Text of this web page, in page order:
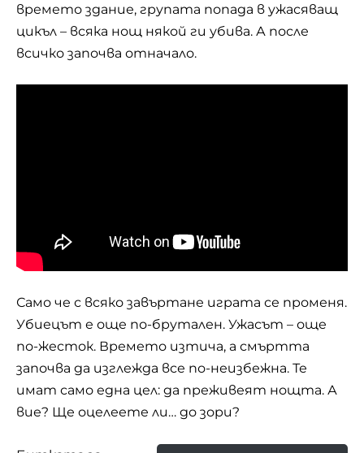
времето здание, групата попада в ужасяващ
цикъл – всяка нощ някой ги убива. А после
всичко започва отначало.
Само че с всяко завъртане играта се променя.
Убиецът е още по-брутален. Ужасът – още
по-жесток. Времето изтича, а смъртта
започва да изглежда все по-неизбежна. Те
имат само една цел: да преживеят нощта. А
вие? Ще оцелеете ли… до зори?